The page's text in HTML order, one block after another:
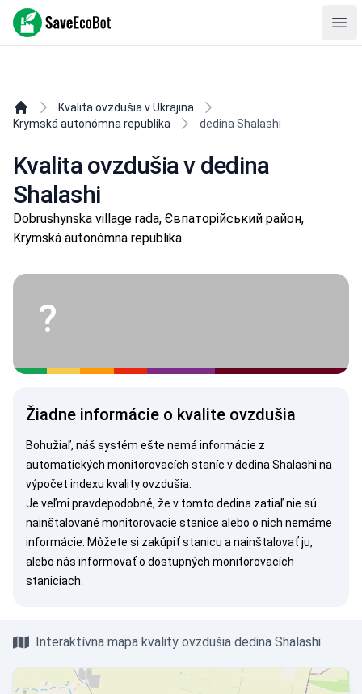
SaveEcoBot
Kvalita ovzdušia v Ukrajina
Krymská autonómna republika
dedina Shalashi
Kvalita ovzdušia v dedina
Shalashi
Dobrushynska village rada, Євпаторійський район,
Krymská autonómna republika
?
Žiadne informácie o kvalite ovzdušia
Bohužiaľ, náš systém ešte nemá informácie z
automatických monitorovacích staníc v dedina Shalashi na
výpočet indexu kvality ovzdušia.
Je veľmi pravdepodobné, že v tomto dedina zatiaľ nie sú
nainštalované monitorovacie stanice alebo o nich nemáme
informácie. Môžete si zakúpiť stanicu a nainštalovať ju,
alebo nás informovaťo dostupných monitorovacích
staniciach.
Interaktívna mapa kvality ovzdušia dedina Shalashi